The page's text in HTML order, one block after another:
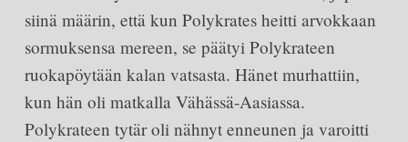
siinä määrin, että kun Polykrates heitti arvokkaan
sormuksensa mereen, se päätyi Polykrateen
ruokapöytään kalan vatsasta. Hänet murhattiin,
kun hän oli matkalla Vähässä-Aasiassa.
Polykrateen tytär oli nähnyt enneunen ja varoitti